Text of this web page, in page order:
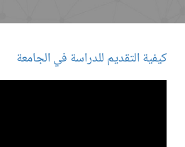
كيفية التقديم للدراسة في الجامعة